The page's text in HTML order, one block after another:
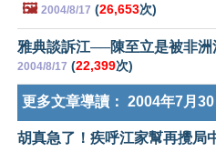
🖼️ 2004/8/17 (26,653次)
雅典談訴江──陳至立是被非
2004/8/17 (22,399次)
更多文章導讀： 2004年7月30
胡真急了！疾呼江家幫再攪局